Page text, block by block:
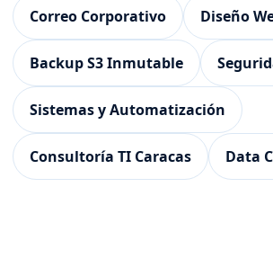
Correo Corporativo Diseño
Backup S3 Inmutable
Sistemas y Automatización
Consultoría TI Caracas Data